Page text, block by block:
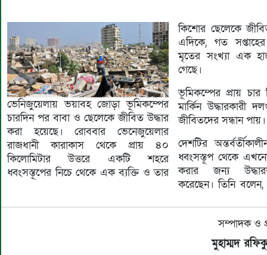
ভেনিজুয়েলায় ভয়াবহ জোড়া ভূমিকম্পের
চারদিন পর বাবা ও ছেলেকে জীবিত উদ্ধার
করা হয়েছে। রোববার ভেনেজুয়েলার
রাজধানী কারাকাস থেকে প্রায় ৪০
কিলোমিটার উত্তরে একটি শহরে
ধ্বংসস্তূপের নিচে থেকে এক ব্যক্তি ও তার
কিশোর ছেলেকে
এদিকে, গত
মৃতের সংখ্যা এক
গেছে।
ভূমিকম্পের প্রায়
মার্কিন উদ্ধারকারী
জীবিতদের সন্ধান পায়।
দেশটির
ধ্বংসস্তূপ থেকে
করার জন্য
করেছেন। তিনি
সম্পাদক ও
মুহাম্মদ